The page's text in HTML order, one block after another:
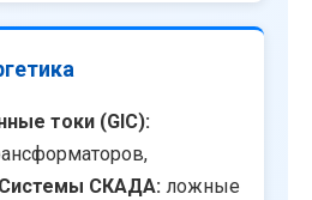
токи (GIC):
Системы СКАДА: ложные